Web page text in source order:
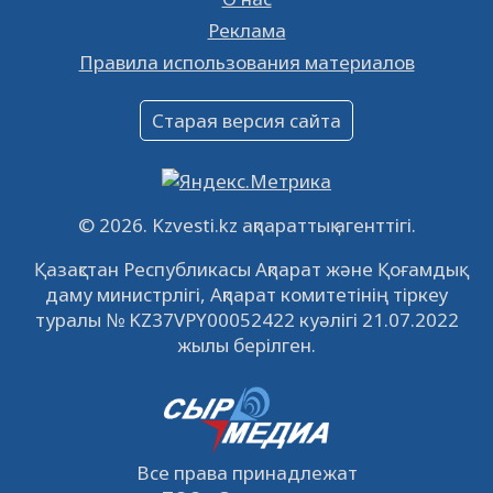
16.12.2022 61070
Объявление
09.12.2022
Свободные рабочие места
встречу с инвесторами в Кызылорде 22
ноября
21.11.2022 14956 0
© 2026. Kzvesti.kz ақпараттық агенттігі.
Қазақстан Республикасы Ақпарат және Қоғамдық
даму министрлігі, Ақпарат комитетінің тіркеу
туралы № KZ37VPY00052422 куәлігі 21.07.2022
жылы берілген.
Все права принадлежат
Реклама
Правила использования материалов
Старая версия сайта